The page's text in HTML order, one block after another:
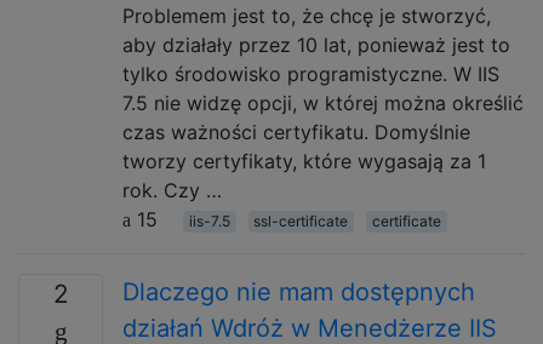
Problemem jest to, że chcę je stworzyć,
aby działały przez 10 lat, ponieważ jest to
tylko środowisko programistyczne. W IIS
7.5 nie widzę opcji, w której można określić
czas ważności certyfikatu. Domyślnie
tworzy certyfikaty, które wygasają za 1
rok. Czy …
15
iis-7.5 ssl-certificate certificate
2
Dlaczego nie mam dostępnych
działań Wdróż w Menedżerze IIS